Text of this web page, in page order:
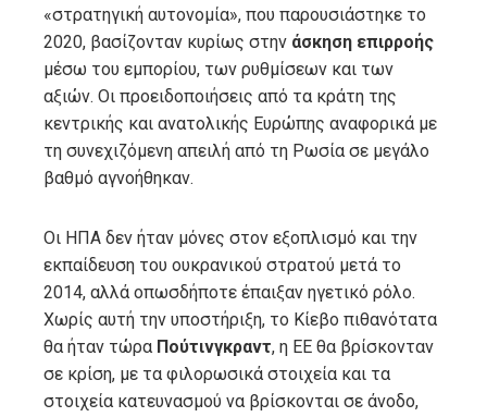
«στρατηγική αυτονομία», που παρουσιάστηκε το
2020, βασίζονταν κυρίως στην άσκηση επιρροής
μέσω του εμπορίου, των ρυθμίσεων και των
αξιών. Οι προειδοποιήσεις από τα κράτη της
κεντρικής και ανατολικής Ευρώπης αναφορικά με
τη συνεχιζόμενη απειλή από τη Ρωσία σε μεγάλο
βαθμό αγνοήθηκαν.
Οι ΗΠΑ δεν ήταν μόνες στον εξοπλισμό και την
εκπαίδευση του ουκρανικού στρατού μετά το
2014, αλλά οπωσδήποτε έπαιξαν ηγετικό ρόλο.
Χωρίς αυτή την υποστήριξη, το Κίεβο πιθανότατα
θα ήταν τώρα Πούτινγκραντ, η ΕΕ θα βρίσκονταν
σε κρίση, με τα φιλορωσικά στοιχεία και τα
στοιχεία κατευνασμού να βρίσκονται σε άνοδο,